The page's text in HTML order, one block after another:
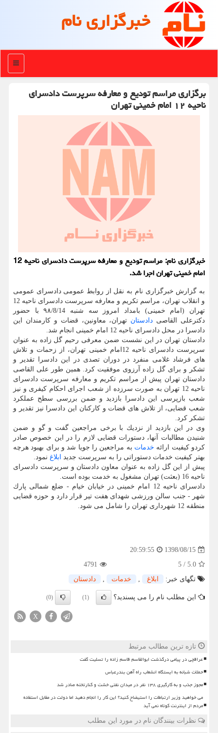
خبرگزاری نام
منو
برگزاری مراسم تودیع و معارفه سرپرست دادسرای
ناحیه ۱۲ امام خمینی تهران
خبرگزاری نام: مراسم تودیع و معارفه سرپرست دادسرای ناحیه 12
امام خمینی تهران اجرا شد.
به گزارش خبرگزاری نام به نقل از روابط عمومی دادسرای عمومی
و انقلاب تهران، مراسم تكریم و معارفه سرپرست دادسرای ناحیه 12
تهران (امام خمینی) بامداد امروز سه شنبه ۹۸/8/14 با حضور
دكترعلی القاصی دادستان تهران، معاونین، قضات و كارمندان این
دادسرا در محل دادسرای ناحیه 12 امام خمینی انجام شد.
دادستان تهران در این نشست ضمن معرفی رحیم گل زاده به عنوان
سرپرست دادسرای ناحیه 12امام خمینی تهران، از زحمات و تلاش
های فرشاد غلامی منفرد در دوران تصدی در این دادسرا تقدیر و
تشكر و برای گل زاده آرزوی موفقیت كرد. همین طور علی القاصی
دادستان تهران پیش از مراسم تكریم و معارفه سرپرست دادسرای
ناحیه 12 تهران به صورت سرزده از شعب اجرای احكام كیفری و نیز
شعب بازپرسی این دادسرا بازدید و ضمن بررسی سطح عملكرد
شعب قضایی، از تلاش های قضات و كاركنان این دادسرا نیز تقدیر و
تشكر كرد.
وی در این بازدید از نزدیك با برخی مراجعین گفت و گو و ضمن
شنیدن مطالبات آنها، دستورات قضایی لازم را در این خصوص صادر
كردو كیفیت ارائه خدمات به مراجعین را جویا شد و برای بهبود هرچه
بهتر كیفیت خدمات دستوراتی را به سرپرست جدید ابلاغ نمود.
پیش از این گل زاده به عنوان معاون دادستان و سرپرست دادسرای
ناحیه 16 (بعثت) تهران مشغول به خدمت بوده است.
دادسرای ناحیه 12 امام خمینی در خیابان خیام - ضلع شمالی پارك
شهر - جنب سالن ورزشی شهدای هفت تیر قرار دارد و حوزه قضایی
منطقه 12 شهرداری تهران را شامل می شود.
1398/08/15
20:59:55
5.0
/
5
4791
تگهای خبر:
ابلاغ , خدمات , دادستان
این مطلب نام را می پسندید؟ (1)
(0)
X
تازه ترین مطالب مرتبط
عراقچی در پیامی درگذشت ابوالقاسم قاسم زاده را تسلیت گفت
حملات شبانه به ایستگاه انشعاب راه آهن بندرعباس
مجوز جذب و به کارگیری ۱۳۸ نفر در میدان نفتی خشت و کنارتخته صادر شد
می خواهید وزیر ارتباطات را استیضاح کنید؟ این کار را انجام دهید اما دولت در مقابل استفاده
مردم از اینترنت کوتاه نمی آید
نظرات بینندگان نام در مورد این مطلب